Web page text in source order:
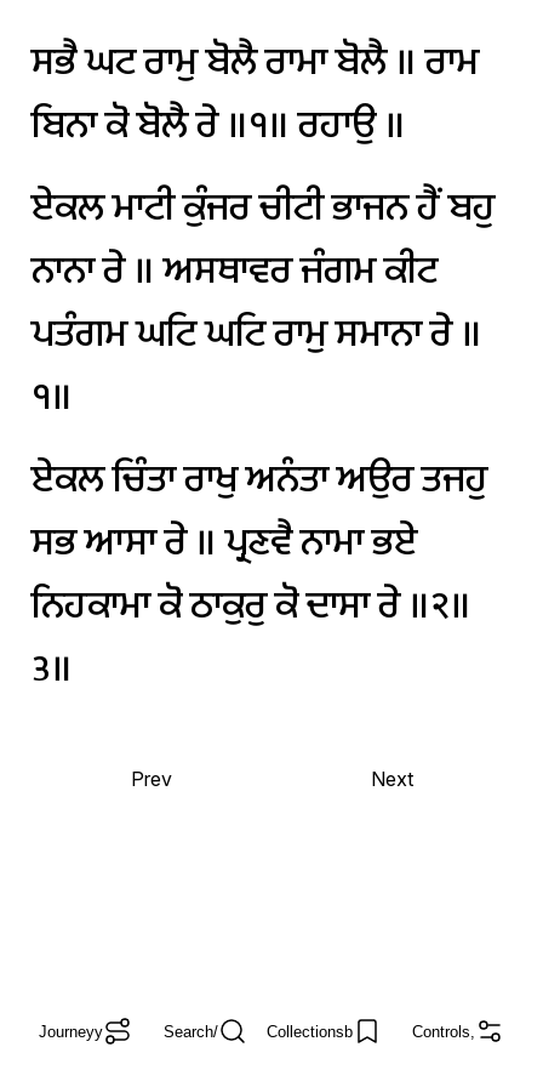
ਸਭੈਘਟਰਾਮੁਬੋਲੈਰਾਮਾਬੋਲੈ॥ਰਾਮ
ਬਿਨਾਕੋਬੋਲੈਰੇ॥੧॥ਰਹਾਉ॥
ਏਕਲਮਾਟੀਕੁੰਜਰਚੀਟੀਭਾਜਨਹੈਂਬਹੁ
ਨਾਨਾਰੇ॥ਅਸਥਾਵਰਜੰਗਮਕੀਟ
ਪਤੰਗਮਘਟਿਘਟਿਰਾਮੁਸਮਾਨਾਰੇ॥
੧॥
ਏਕਲਚਿੰਤਾਰਾਖੁਅਨੰਤਾਅਉਰਤਜਹੁ
ਸਭਆਸਾਰੇ॥ਪ੍ਰਣਵੈਨਾਮਾਭਏ
ਨਿਹਕਾਮਾਕੋਠਾਕੁਰੁਕੋਦਾਸਾਰੇ॥੨॥
੩॥
Prev Next
Journeyy Search/ Collectionsb Controls